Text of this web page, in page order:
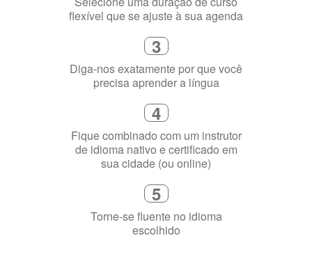
2
Selecione uma duração de curso
flexível que se ajuste à sua agenda
3
Diga-nos exatamente por que você
precisa aprender a língua
4
Fique combinado com um instrutor
de idioma nativo e certificado em
sua cidade (ou online)
5